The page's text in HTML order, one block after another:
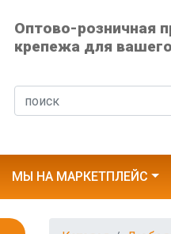
Оптово-розничная
крепежа для
МЫ НА МАРКЕТПЛЕЙС